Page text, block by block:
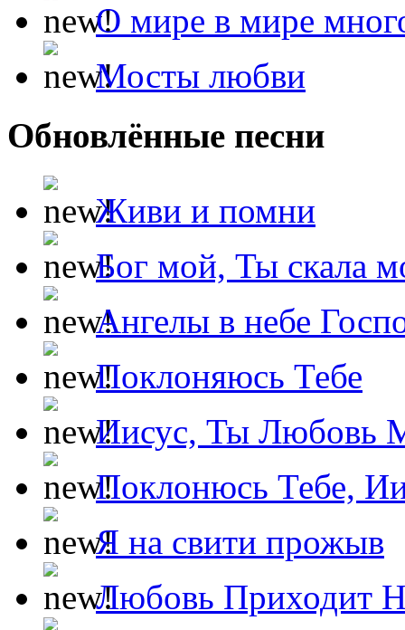
О мире в мире
Мосты любви
Обновлённые песни
Живи и помни
Бог мой, Ты скала
Ангелы в небе
Поклоняюсь Тебе
Иисус, Ты Любовь
Поклонюсь Тебе,
Я на свити прожыв
Любовь Приходит